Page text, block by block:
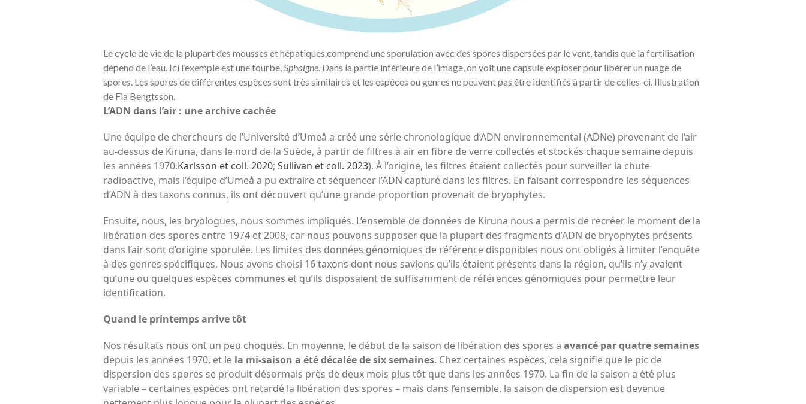
Le cycle de vie de la plupart des mousses et hépatiques comprend une sporulation avec des spores dispersées par le vent, tandis que la fertilisation
dépend de l’eau. Ici l’exemple est une tourbe,Sphaigne. Dans la partie inférieure de l’image, on voit une capsule exploser pour libérer un nuage de
spores. Les spores de différentes espèces sont très similaires et les espèces ou genres ne peuvent pas être identifiés à partir de celles-ci. Illustration
de Fia Bengtsson.
L’ADN dans l’air : une archive cachée
Une équipe de chercheurs de l’Université d’Umeå a créé une série chronologique d’ADN environnemental (ADNe) provenant de l’air
au-dessus de Kiruna, dans le nord de la Suède, à partir de filtres à air en fibre de verre collectés et stockés chaque semaine depuis
les années 1970.Karlsson et coll. 2020; Sullivan et coll. 2023). À l’origine, les filtres étaient collectés pour surveiller la chute
radioactive, mais l’équipe d’Umeå a pu extraire et séquencer l’ADN capturé dans les filtres. En faisant correspondre les séquences
d’ADN à des taxons connus, ils ont découvert qu’une grande proportion provenait de bryophytes.
Ensuite, nous, les bryologues, nous sommes impliqués. L’ensemble de données de Kiruna nous a permis de recréer le moment de la
libération des spores entre 1974 et 2008, car nous pouvons supposer que la plupart des fragments d’ADN de bryophytes présents
dans l’air sont d’origine sporulée. Les limites des données génomiques de référence disponibles nous ont obligés à limiter l’enquête
à des genres spécifiques. Nous avons choisi 16 taxons dont nous savions qu’ils étaient présents dans la région, qu’ils n’y avaient
qu’une ou quelques espèces communes et qu’ils disposaient de suffisamment de références génomiques pour permettre leur
identification.
Quand le printemps arrive tôt
Nos résultats nous ont un peu choqués. En moyenne, le début de la saison de libération des spores a avancé parquatre semaines
depuis les années 1970, et le la mi-saison a été décalée de six semaines. Chez certaines espèces, cela signifie que le pic de
dispersion des spores se produit désormais près de deux mois plus tôt que dans les années 1970. La fin de la saison a été plus
variable – certaines espèces ont retardé la libération des spores – mais dans l’ensemble, la saison de dispersion est devenue